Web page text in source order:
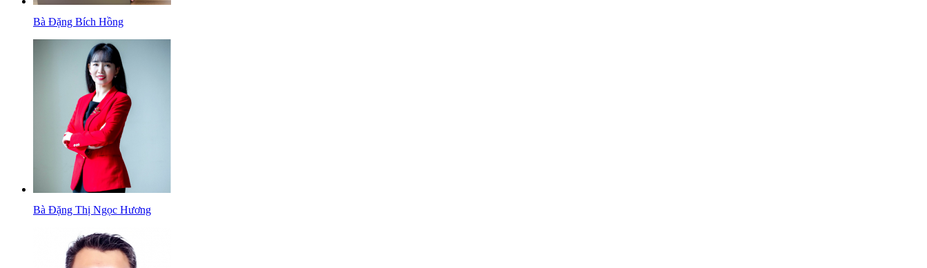
Bà Đặng Bích Hồng
Bà Đặng Thị Ngọc Hương